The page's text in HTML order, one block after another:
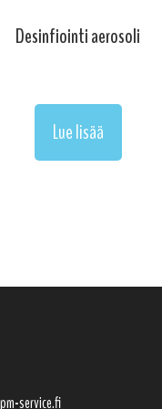
Desinfiointi aerosoli
Lue lisää
service.fi